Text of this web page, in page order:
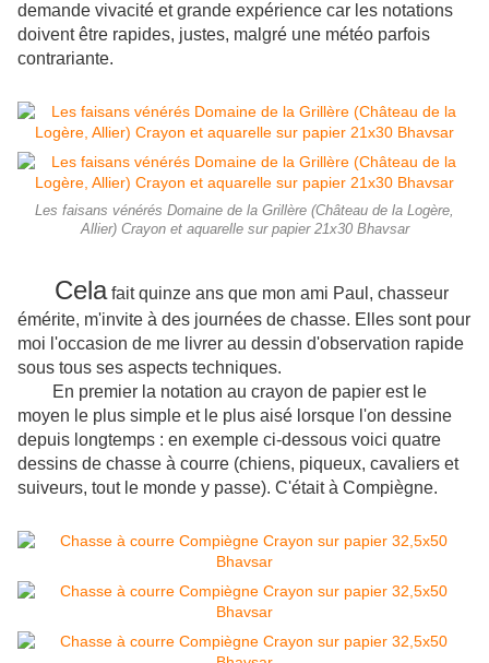
demande vivacité et grande expérience car les notations
doivent être rapides, justes, malgré une météo parfois
contrariante.
Les faisans vénérés Domaine de la Grillère (Château de la Logère,
Allier) Crayon et aquarelle sur papier 21x30 Bhavsar
Celafait quinze ans que mon ami Paul, chasseur
émérite, m'invite à des journées de chasse. Elles sont pour
moi l'occasion de me livrer au dessin d'observation rapide
sous tous ses aspects techniques.
En premier la notation au crayon de papier est le
moyen le plus simple et le plus aisé lorsque l'on dessine
depuis longtemps : en exemple ci-dessous voici quatre
dessins de chasse à courre (chiens, piqueux, cavaliers et
suiveurs, tout le monde y passe). C'était à Compiègne.